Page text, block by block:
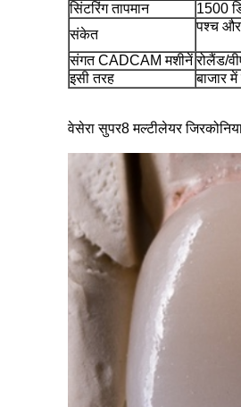
सिंटरिंग तापमान
1500
संकेत
पश्च
संगत CADCAM मशीनें रोलैंड/
इसी तरह
बाजार में
वेसेरा सुपर8 मल्टीलेयर